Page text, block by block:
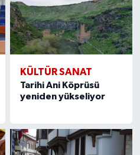
KÜLTÜR SANAT
Tarihi Ani Köprüsü
yeniden yükseliyor